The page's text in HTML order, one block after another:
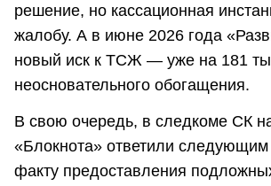
решение, но кассационная
жалобу. А в июне 2026 года
новый иск к ТСЖ — уже на 181
неосновательного обогащения.
В свою очередь, в следкоме СК
«Блокнота» ответили
факту предоставления